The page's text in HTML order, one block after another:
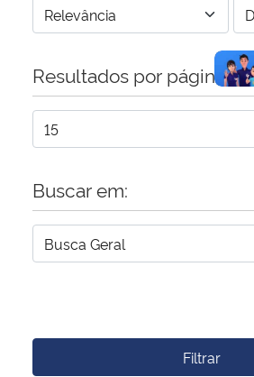
Resultados por página:
Buscar em:
Filtrar